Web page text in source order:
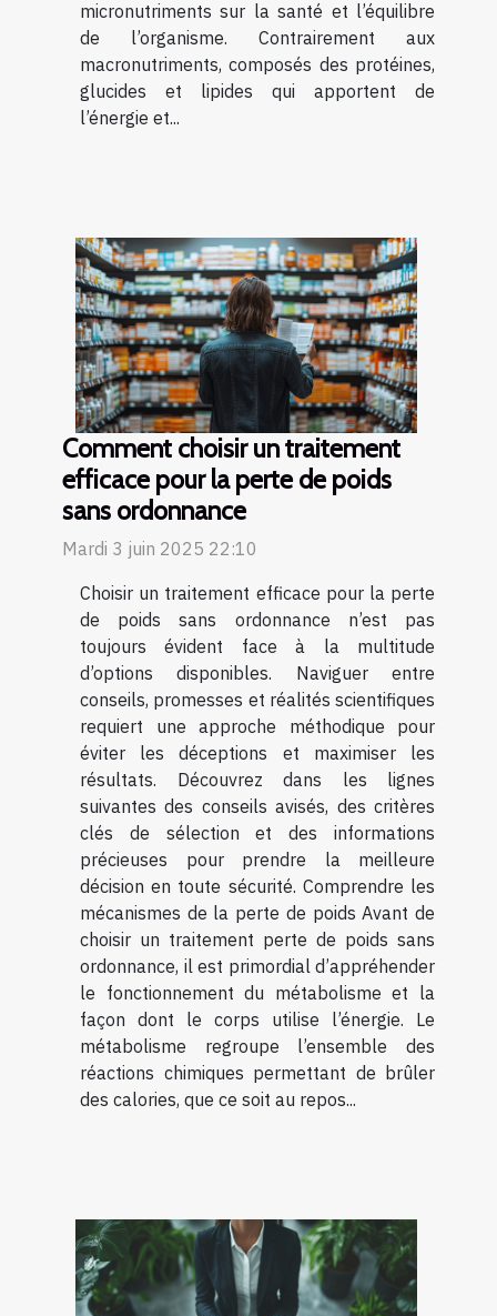
micronutriments sur la santé et l’équilibre
de l’organisme. Contrairement aux
macronutriments, composés des protéines,
glucides et lipides qui apportent de
l’énergie et...
Comment choisir un traitement
efficace pour la perte de poids
sans ordonnance
Mardi 3 juin 2025 22:10
Choisir un traitement efficace pour la perte
de poids sans ordonnance n’est pas
toujours évident face à la multitude
d’options disponibles. Naviguer entre
conseils, promesses et réalités scientifiques
requiert une approche méthodique pour
éviter les déceptions et maximiser les
résultats. Découvrez dans les lignes
suivantes des conseils avisés, des critères
clés de sélection et des informations
précieuses pour prendre la meilleure
décision en toute sécurité. Comprendre les
mécanismes de la perte de poids Avant de
choisir un traitement perte de poids sans
ordonnance, il est primordial d’appréhender
le fonctionnement du métabolisme et la
façon dont le corps utilise l’énergie. Le
métabolisme regroupe l’ensemble des
réactions chimiques permettant de brûler
des calories, que ce soit au repos...